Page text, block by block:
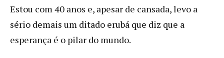
Estou com 40 anos e, apesar de cansada, levo a
sério demais um ditado erubá que diz que a
esperança é o pilar do mundo.